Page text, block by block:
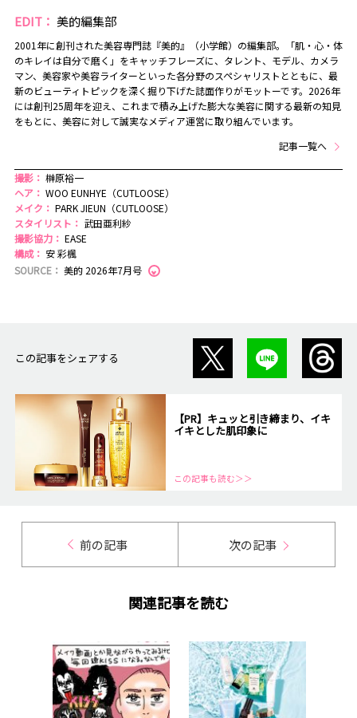
EDIT： 美的編集部
2001年に創刊された美容専門誌『美的』（小学館）の編集部。「肌・心・体
のキレイは自分で磨く」をキャッチフレーズに、タレント、モデル、カメラ
マン、美容家や美容ライターといった各分野のスペシャリストとともに、最
新のビューティトピックを深く掘り下げた誌面作りがモットーです。2026年
には創刊25周年を迎え、これまで積み上げた膨大な美容に関する最新の知見
をもとに、美容に対して誠実なメディア運営に取り組んでいます。
記事一覧へ
撮影： 榊原裕一
ヘア： WOO EUNHYE（CUTLOOSE）
メイク： PARK JIEUN（CUTLOOSE）
スタイリスト： 武田亜利紗
撮影協力： EASE
構成： 安 彩楓
SOURCE： 美的 2026年7月号
この記事をシェアする
【PR】キュッと引き締まり、イキ
イキとした肌印象に
この記事も読む＞＞
前の記事 次の記事
関連記事を読む